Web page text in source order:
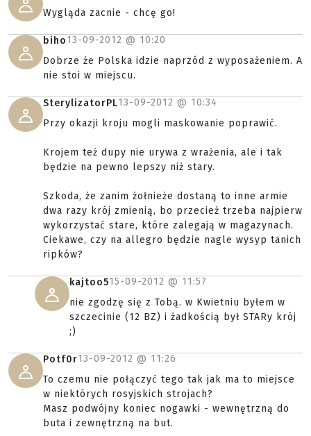
Wygląda zacnie - chcę go!
biho13-09-2012 @ 10:20
Dobrze że Polska idzie naprzód z wyposażeniem. A
nie stoi w miejscu.
SterylizatorPL13-09-2012 @ 10:34
Przy okazji kroju mogli maskowanie poprawić.
Krojem też dupy nie urywa z wrażenia, ale i tak
będzie na pewno lepszy niż stary.
Szkoda, że zanim żołnieże dostaną to inne armie
dwa razy krój zmienią, bo przecież trzeba najpierw
wykorzystać stare, które zalegają w magazynach.
Ciekawe, czy na allegro będzie nagle wysyp tanich
ripków?
kajtoo515-09-2012 @ 11:57
nie zgodzę się z Tobą. w Kwietniu byłem w
szczecinie (12 BZ) i żadkością był STARy krój
;)
Potf0r13-09-2012 @ 11:26
To czemu nie połączyć tego tak jak ma to miejsce
w niektórych rosyjskich strojach?
Masz podwójny koniec nogawki - wewnętrzną do
buta i zewnętrzną na but.